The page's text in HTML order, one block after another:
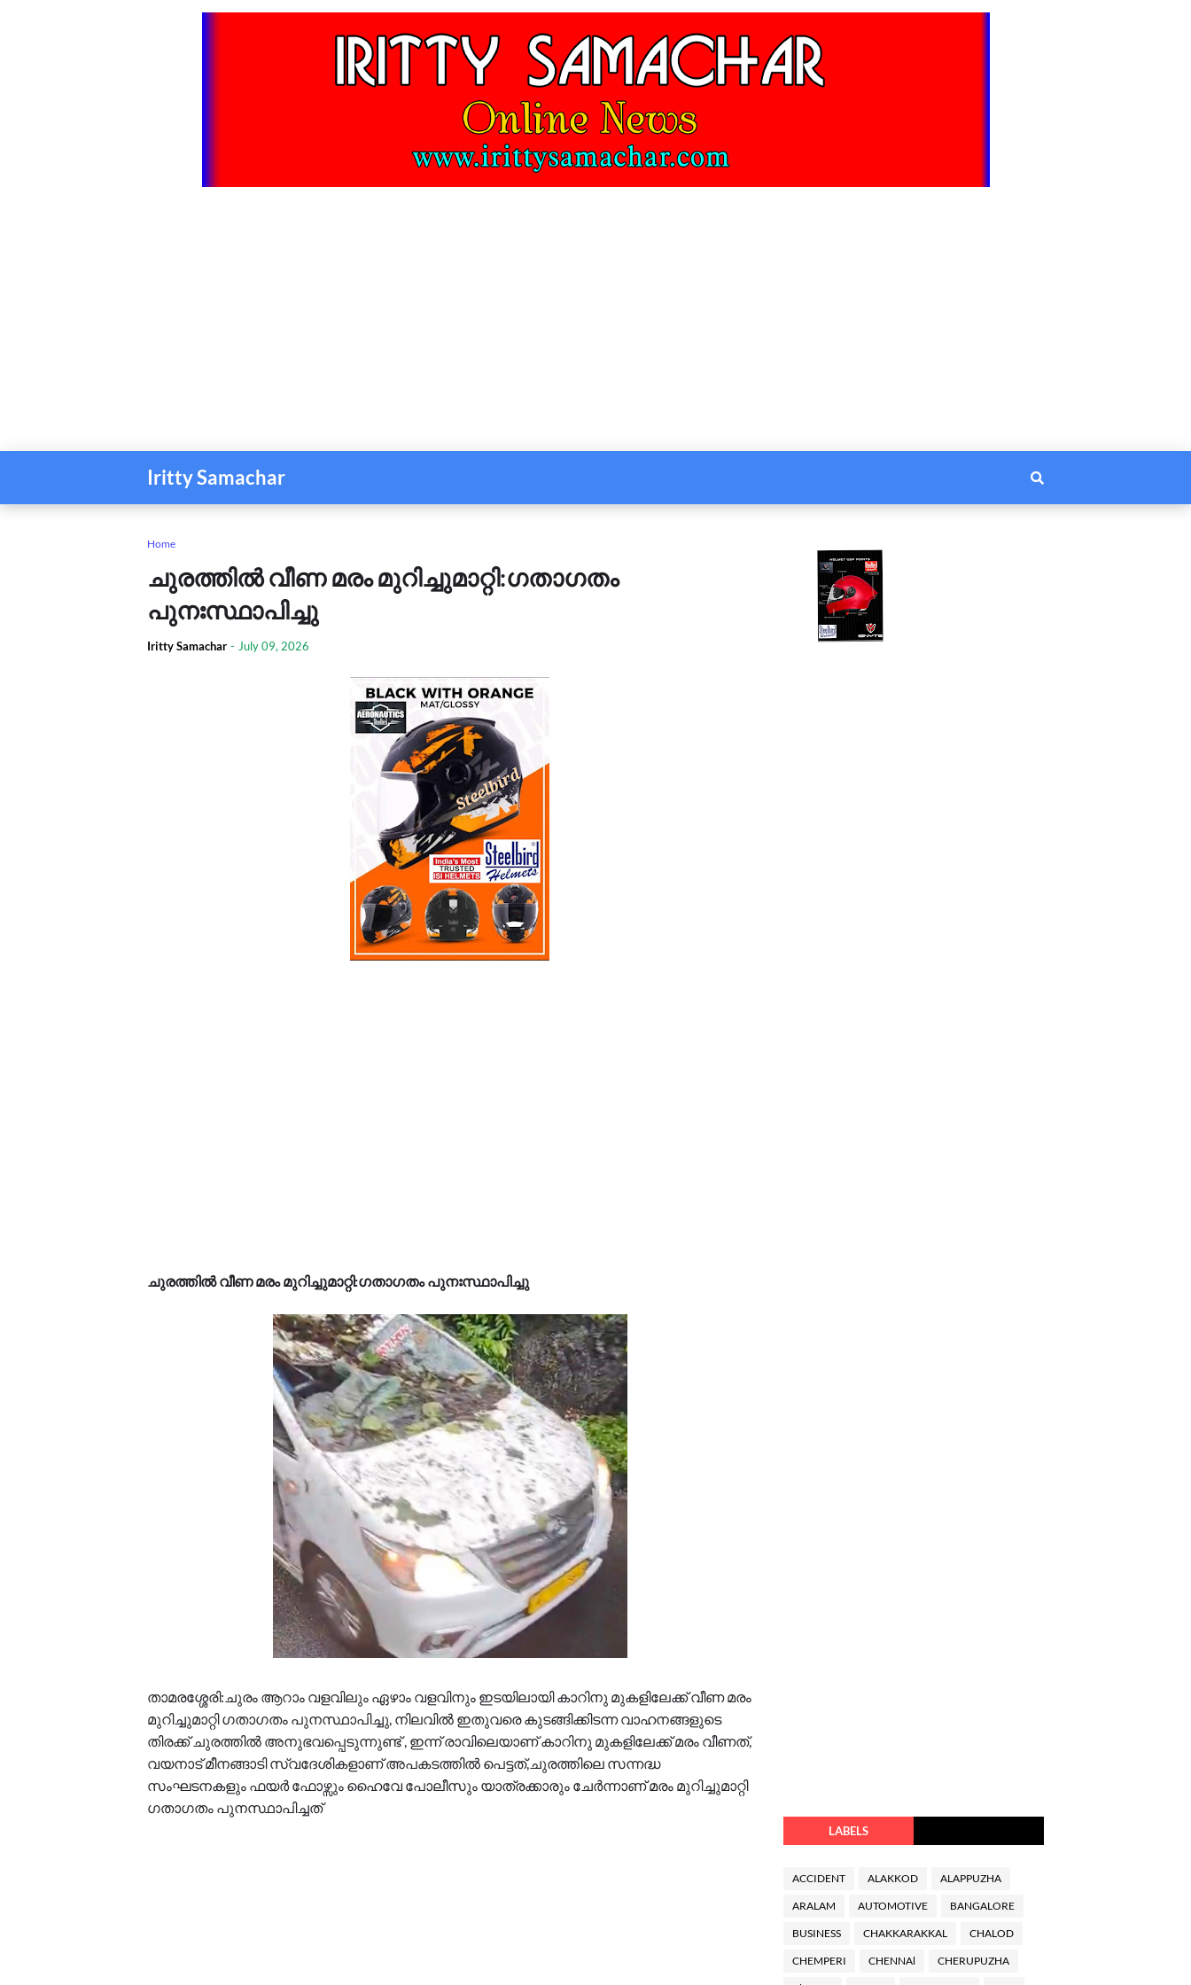
Iritty Samachar
Home
ചുരത്തിൽ വീണ മരം മുറിച്ചുമാറ്റി:ഗതാഗതം
പുനഃസ്ഥാപിച്ചു
Iritty Samachar - July 09, 2026
ചുരത്തിൽ വീണ മരം മുറിച്ചുമാറ്റി:ഗതാഗതം പുനഃസ്ഥാപിച്ചു
താമരശ്ശേരി:ചുരം ആറാം വളവിലും ഏഴാം വളവിനും ഇടയിലായി കാറിനു മുകളിലേക്ക് വീണ മരം
മുറിച്ചുമാറ്റി ഗതാഗതം പുനസ്ഥാപിച്ചു, നിലവിൽ ഇതുവരെ കുടങ്ങിക്കിടന്ന വാഹനങ്ങളുടെ
തിരക്ക് ചുരത്തിൽ അനുഭവപ്പെടുന്നുണ്ട് , ഇന്ന് രാവിലെയാണ് കാറിനു മുകളിലേക്ക് മരം വീണത്,
വയനാട് മീനങ്ങാടി സ്വദേശികളാണ് അപകടത്തിൽ പെട്ടത്,ചുരത്തിലെ സന്നദ്ധ
സംഘടനകളും ഫയർ ഫോഴ്സും ഹൈവേ പോലീസും യാത്രക്കാരും ചേർന്നാണ് മരം മുറിച്ചുമാറ്റി
ഗതാഗതം പുനസ്ഥാപിച്ചത്
LABELS
ACCIDENT ALAKKOD ALAPPUZHA
ARALAM AUTOMOTIVE BANGALORE
BUSINESS CHAKKARAKKAL CHALOD
CHEMPERI CHENNAl CHERUPUZHA